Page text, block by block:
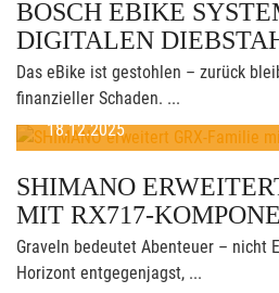
BOSCH EBIKE
DIGITALEN
Das eBike ist gestohlen – zurück
finanzieller Schaden. ...
18.12.2025
SHIMANO
MIT RX717-
Graveln bedeutet Abenteuer – nicht
Horizont entgegenjagst, ...